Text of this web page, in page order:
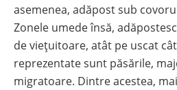
asemenea, adăpost sub
Zonele umede însă,
de viețuitoare, atât pe uscat
reprezentate sunt păsările,
migratoare. Dintre acestea,